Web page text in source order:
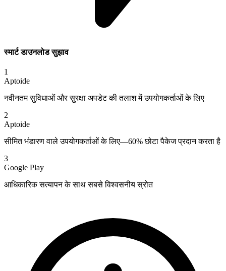
स्मार्ट डाउनलोड सुझाव
1
Aptoide
नवीनतम सुविधाओं और सुरक्षा अपडेट की तलाश में उपयोगकर्ताओं के लिए
2
Aptoide
सीमित भंडारण वाले उपयोगकर्ताओं के लिए—60% छोटा पैकेज प्रदान करता है
3
Google Play
आधिकारिक सत्यापन के साथ सबसे विश्वसनीय स्रोत